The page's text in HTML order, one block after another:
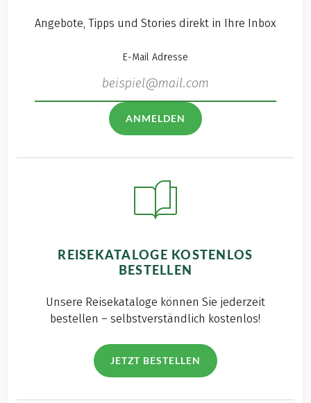
Angebote, Tipps und Stories direkt in Ihre Inbox
E-Mail Adresse
ANMELDEN
REISEKATALOGE KOSTENLOS
BESTELLEN
Unsere Reisekataloge können Sie jederzeit
bestellen – selbstverständlich kostenlos!
JETZT BESTELLEN